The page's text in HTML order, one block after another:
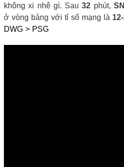
không xi nhê gì. Sau32 phút, SN
ở vòng bảng với tỉ số mạng là
DWG > PSG